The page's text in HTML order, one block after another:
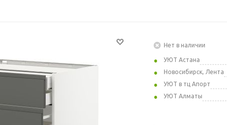
Нет в наличии
УЮТ Астана
Новосибирск, Лента
УЮТ в тц Апорт
УЮТ Алматы